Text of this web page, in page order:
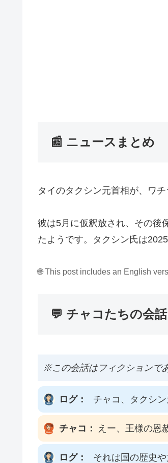
📰 ニュースまとめ
タイのタクシン元首相が、ワ
彼は5月に仮釈放され、その後
たようです。タクシン氏は
🌐 This post includes an English
💬 チャコたちの会
※この会話はフィクションで
ログ： チャコ、タクシ
チャコ： えー、王様の恩
ログ： それは国の歴史